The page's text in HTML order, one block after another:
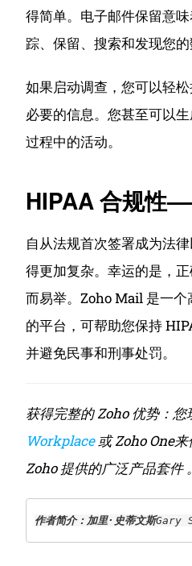
得简单。电子邮件保留意
踪、保留、搜索和发现您的
如果启动调查，您可以轻
必要的信息。您甚至可以
过程中的活动。
HIPAA 合规性
自从法规首次签署成为法
得更加复杂。幸运的是，
而易举。Zoho Mail 是一个
的平台，可帮助您保持
并避免民事和刑事处罚。
获得完整的 Zoho 优势：
Workplace或 Zoho One
Zoho 提供的广泛产品套件 。
作者简介：加里·史蒂文斯Gary